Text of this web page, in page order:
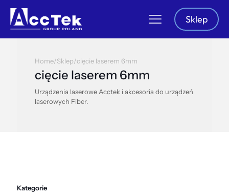
Sklep
Home/Sklep/cięcie laserem 6mm
cięcie laserem 6mm
Urządzenia laserowe Acctek i akcesoria do urządzeń
laserowych Fiber.
Kategorie